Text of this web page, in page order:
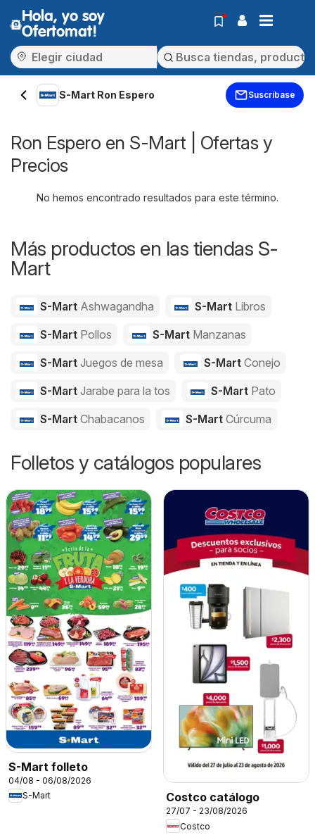
Hola, yo soy
Ofertomat!
S-Mart Ron Espero Suscríbase
Ron Espero en S-Mart | Ofertas y
Precios
No hemos encontrado resultados para este término.
Más productos en las tiendas S-
Mart
S-Mart Ashwagandha S-Mart Libros
S-Mart Pollos S-Mart Manzanas
S-Mart Juegos de mesa S-Mart Conejo
S-Mart Jarabe para la tos S-Mart Pato
S-Mart Chabacanos S-Mart Cúrcuma
Folletos y catálogos populares
S-Mart folleto
04/08 - 06/08/2026
S-Mart
Costco catálogo
27/07 - 23/08/2026
Costco